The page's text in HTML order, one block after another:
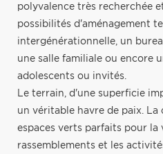
polyvalence très recherchée
possibilités d'aménagement
intergénérationnelle, un
une salle familiale ou encore
adolescents ou invités.
Le terrain, d'une superficie
un véritable havre de paix.
espaces verts parfaits pour la
rassemblements et les